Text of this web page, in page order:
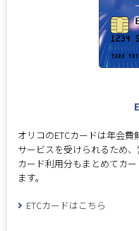
オリコのETCカードは年会
サービスを受けられるため
カード利用分もまとめてカ
ます。
ETCカードはこちら